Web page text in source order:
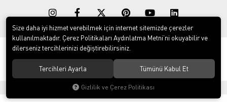
© 2020Rekor Müzik. Tüm hakları saklıdır.
Yeni Nesil E-Ticaret Sistemleri ile Hazırlanmıştır.
Size daha iyi hizmet verebilmek için internet sitemizde çerezler
kullanılmaktadır. Çerez Politikaları Aydınlatma Metni’ni okuyabilir ve
dilerseniz tercihlerinizi değiştirebilirsiniz.
Tercihleri Ayarla Tümünü Kabul Et
Gizlilik ve Çerez Politikası